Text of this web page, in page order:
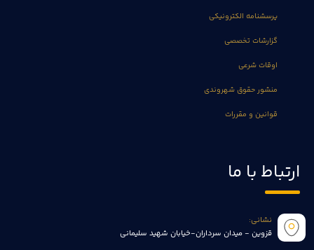
پرسشنامه الکترونیکی
گزارشات تخصصی
اوقات شرعی
منشور حقوق شهروندی
قوانین و مقررات
ارتباط با ما
نشانی:
قزوین - میدان سرداران-خیابان شهید سلیمانی